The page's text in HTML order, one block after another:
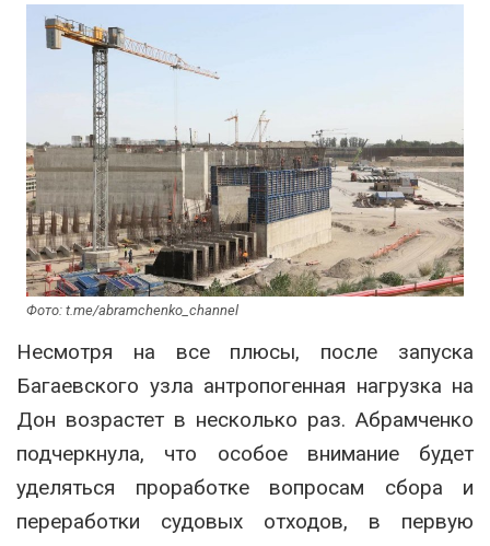
Фото: t.me/abramchenko_channel
Несмотря на все плюсы, после запуска
Багаевского узла антропогенная нагрузка на
Дон возрастет в несколько раз. Абрамченко
подчеркнула, что особое внимание будет
уделяться проработке вопросам сбора и
переработки судовых отходов, в первую